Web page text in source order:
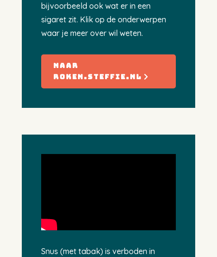
bijvoorbeeld ook wat er in een
sigaret zit. Klik op de onderwerpen
waar je meer over wil weten.
naar
roken.steffie.nl
Snus (met tabak) is verboden in